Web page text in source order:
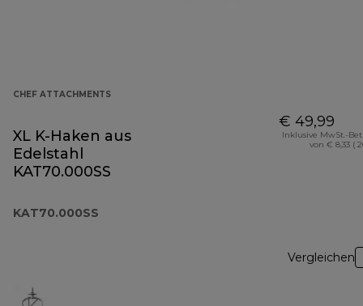
CHEF ATTACHMENTS
XL K-Haken aus
Edelstahl
KAT70.000SS
KAT70.000SS
€ 49,99
Inklusive MwSt.-
von € 8,33 (
Vergleichen